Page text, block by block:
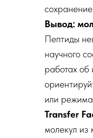
Вывод:
Пептиды
научного
работах
или
Transfer
молекул из